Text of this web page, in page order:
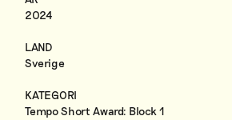
2024
LAND
Sverige
KATEGORI
Tempo Short Award: Block 1